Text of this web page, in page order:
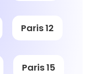
Paris 12
Paris 15